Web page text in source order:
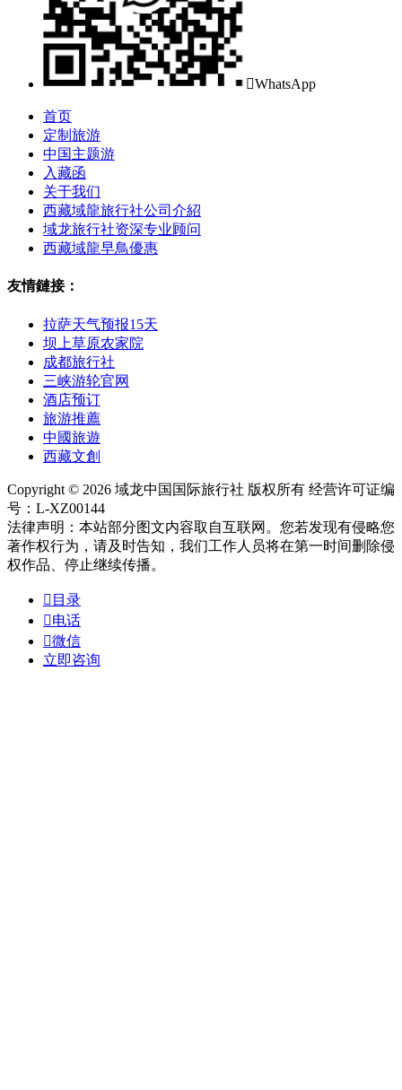
WhatsApp
首页
定制旅游
中国主题游
入藏函
关于我们
西藏域龍旅行社公司介紹
域龙旅行社资深专业顾问
西藏域龍早鳥優惠
友情鏈接：
拉萨天气预报15天
坝上草原农家院
成都旅行社
三峡游轮官网
酒店预订
旅游推薦
中國旅遊
西藏文創
Copyright © 2026 域龙中国国际旅行社 版权所有 经营许可证编
号：L-XZ00144
法律声明：本站部分图文内容取自互联网。您若发现有侵略您
著作权行为，请及时告知，我们工作人员将在第一时间删除侵
权作品、停止继续传播。
 目录
电话
微信
立即咨询